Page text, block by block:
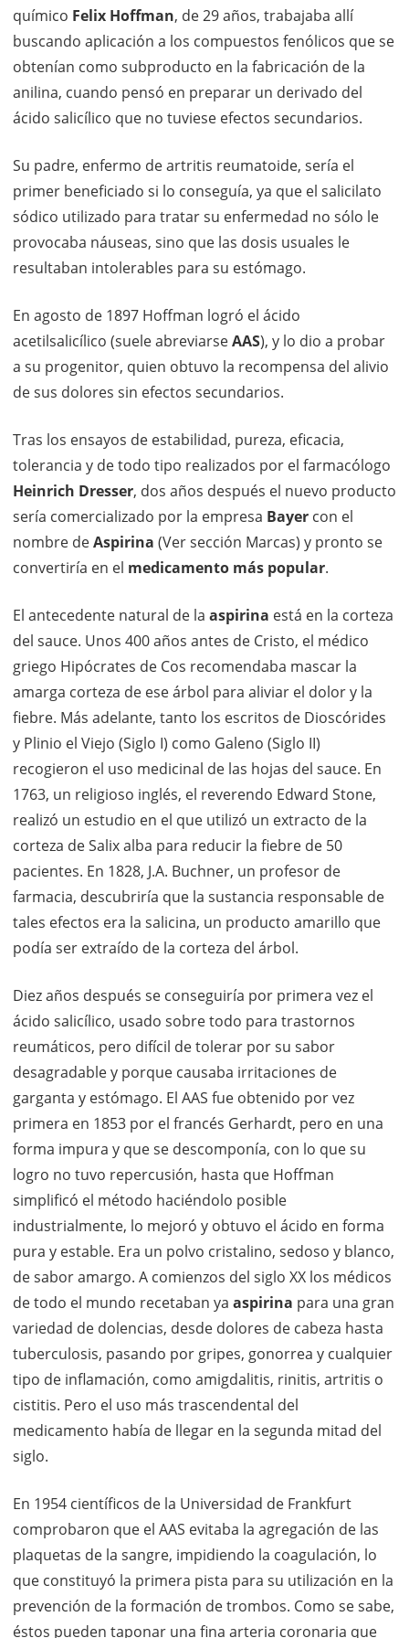
químico Felix Hoffman, de 29 años, trabajaba allí
buscando aplicación a los compuestos fenólicos que se
obtenían como subproducto en la fabricación de la
anilina, cuando pensó en preparar un derivado del
ácido salicílico que no tuviese efectos secundarios.
Su padre, enfermo de artritis reumatoide, sería el
primer beneficiado si lo conseguía, ya que el salicilato
sódico utilizado para tratar su enfermedad no sólo le
provocaba náuseas, sino que las dosis usuales le
resultaban intolerables para su estómago.
En agosto de 1897 Hoffman logró el ácido
acetilsalicílico (suele abreviarseAAS), y lo dio a probar
a su progenitor, quien obtuvo la recompensa del alivio
de sus dolores sin efectos secundarios.
Tras los ensayos de estabilidad, pureza, eficacia,
tolerancia y de todo tipo realizados por el farmacólogo
Heinrich Dresser, dos años después el nuevo producto
sería comercializado por la empresa Bayer con el
nombre deAspirina (Ver sección Marcas) y pronto se
convertiría en el medicamento más popular.
El antecedente natural de la aspirina está en la corteza
del sauce. Unos 400 años antes de Cristo, el médico
griego Hipócrates de Cos recomendaba mascar la
amarga corteza de ese árbol para aliviar el dolor y la
fiebre. Más adelante, tanto los escritos de Dioscórides
y Plinio el Viejo (Siglo I) como Galeno (Siglo II)
recogieron el uso medicinal de las hojas del sauce. En
1763, un religioso inglés, el reverendo Edward Stone,
realizó un estudio en el que utilizó un extracto de la
corteza de Salix alba para reducir la fiebre de 50
pacientes. En 1828, J.A. Buchner, un profesor de
farmacia, descubriría que la sustancia responsable de
tales efectos era la salicina, un producto amarillo que
podía ser extraído de la corteza del árbol.
Diez años después se conseguiría por primera vez el
ácido salicílico, usado sobre todo para trastornos
reumáticos, pero difícil de tolerar por su sabor
desagradable y porque causaba irritaciones de
garganta y estómago. El AAS fue obtenido por vez
primera en 1853 por el francés Gerhardt, pero en una
forma impura y que se descomponía, con lo que su
logro no tuvo repercusión, hasta que Hoffman
simplificó el método haciéndolo posible
industrialmente, lo mejoró y obtuvo el ácido en forma
pura y estable. Era un polvo cristalino, sedoso y blanco,
de sabor amargo. A comienzos del siglo XX los médicos
de todo el mundo recetaban ya aspirina para una gran
variedad de dolencias, desde dolores de cabeza hasta
tuberculosis, pasando por gripes, gonorrea y cualquier
tipo de inflamación, como amigdalitis, rinitis, artritis o
cistitis. Pero el uso más trascendental del
medicamento había de llegar en la segunda mitad del
siglo.
En 1954 científicos de la Universidad de Frankfurt
comprobaron que el AAS evitaba la agregación de las
plaquetas de la sangre, impidiendo la coagulación, lo
que constituyó la primera pista para su utilización en la
prevención de la formación de trombos. Como se sabe,
éstos pueden taponar una fina arteria coronaria que